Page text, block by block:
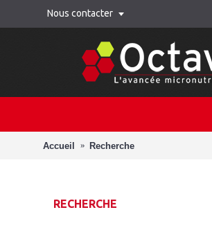
Nous contacter
Accueil Recherche
RECHERCHE